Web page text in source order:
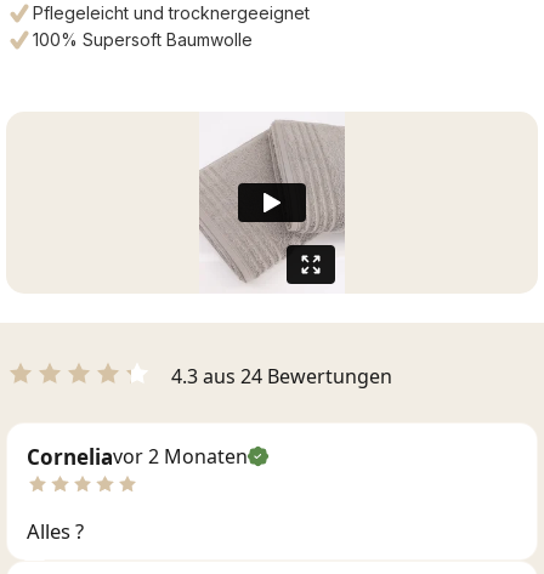
Pflegeleicht und trocknergeeignet
100% Supersoft Baumwolle
4.3 aus 24 Bewertungen
Corneliavor 2 Monaten
Alles ?